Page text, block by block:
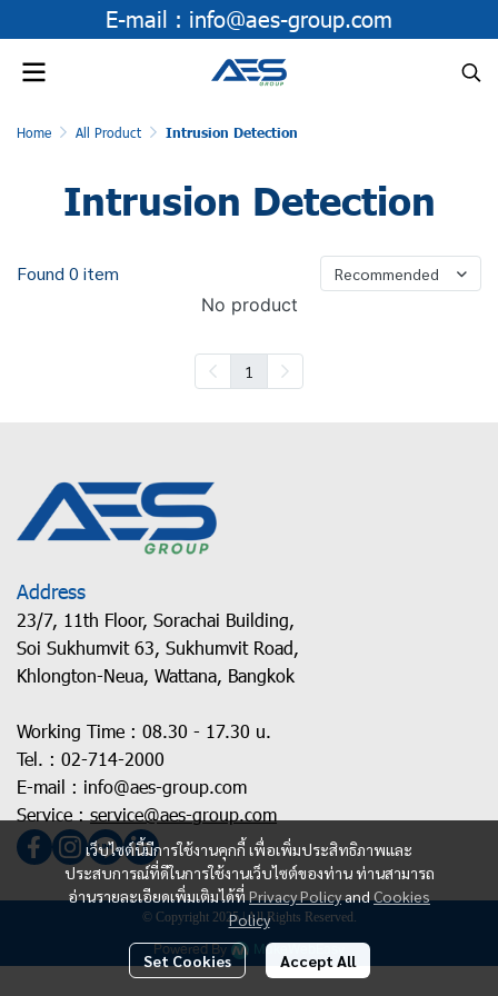
E-mail : info@aes-group.com
Home All Product Intrusion Detection
Intrusion Detection
Found 0 item Recommended
No product
1
เว็บไซต์นี้มีการใช้งานคุกกี้ เพื่อเพิ่มประสิทธิภาพและ
ประสบการณ์ที่ดีในการใช้งานเว็บไซต์ของท่าน ท่านสามารถ
อ่านรายละเอียดเพิ่มเติมได้ที่Privacy PolicyandCookies
Policy
Set Cookies Accept All
Address
23/7, 11th Floor, Sorachai Building,
Soi Sukhumvit 63, Sukhumvit Road,
Khlongton-Neua, Wattana, Bangkok
Working Time : 08.30 - 17.30 u.
Tel. : 02-714-2000
E-mail : info@aes-group.com
Service : service@aes-group.com
© Copyright 2025 | All Rights Reserved.
Powered By MakeWebEasy